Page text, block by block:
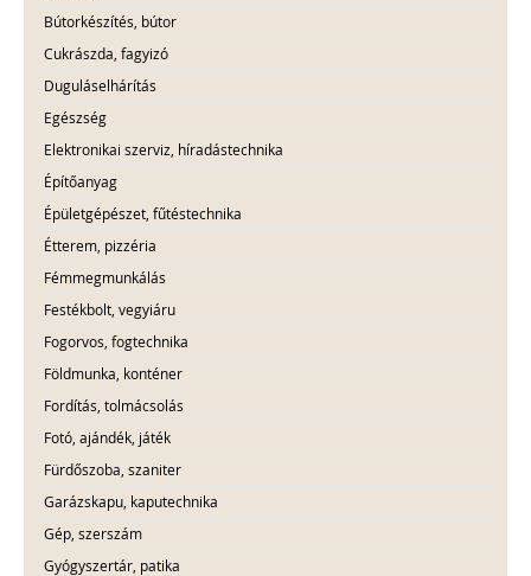
Bútorkészítés, bútor
Cukrászda, fagyizó
Duguláselhárítás
Egészség
Elektronikai szerviz, híradástechnika
Építőanyag
Épületgépészet, fűtéstechnika
Étterem, pizzéria
Fémmegmunkálás
Festékbolt, vegyiáru
Fogorvos, fogtechnika
Földmunka, konténer
Fordítás, tolmácsolás
Fotó, ajándék, játék
Fürdőszoba, szaniter
Garázskapu, kaputechnika
Gép, szerszám
Gyógyszertár, patika